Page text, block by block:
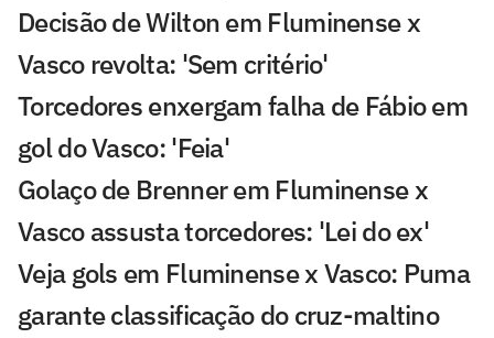
Decisão de Wilton em Fluminense x
Vasco revolta: 'Sem critério'
Torcedores enxergam falha de Fábio em
gol do Vasco: 'Feia'
Golaço de Brenner em Fluminense x
Vasco assusta torcedores: 'Lei do ex'
Veja gols em Fluminense x Vasco: Puma
garante classificação do cruz-maltino